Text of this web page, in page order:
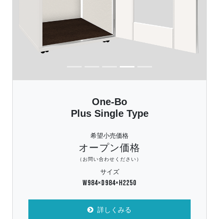
One-Bo
Plus Single Type
希望小売価格
オープン価格
（お問い合わせください）
サイズ
W984×D984×H2250
詳しくみる